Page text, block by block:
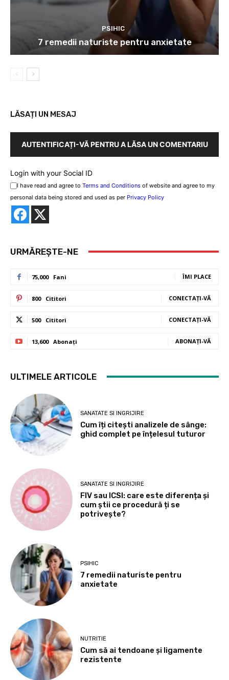
PSIHIC
7 remedii naturiste pentru anxietate
LĂSAȚI UN MESAJ
AUTENTIFICAȚI-VĂ PENTRU A LĂSA UN COMENTARIU
Login with your Social ID
I have read and agree to Terms and Conditions of website and agree to my
personal data being stored and used as per Privacy Policy
URMĂREȘTE-NE
75,000 Fani ÎMI PLACE
800 Cititori CONECTAȚI-VĂ
500 Cititori CONECTAȚI-VĂ
13,600 Abonați ABONAȚI-VĂ
ULTIMELE ARTICOLE
SANATATE SI INGRIJIRE
Cum îți citești analizele de sânge:
ghid complet pe înțelesul tuturor
SANATATE SI INGRIJIRE
FIV sau ICSI: care este diferența și
cum știi ce procedură ți se
potrivește?
PSIHIC
7 remedii naturiste pentru
anxietate
NUTRITIE
Cum să ai tendoane şi ligamente
rezistente